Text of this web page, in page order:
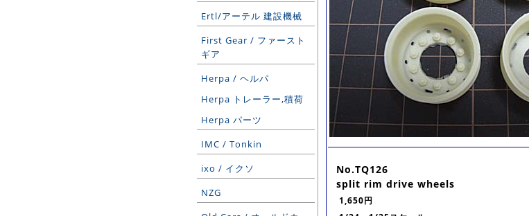
Ertl/アーテル 建設機械
First Gear / ファースト
ギア
Herpa / ヘルパ
Herpa トレーラー,積荷
Herpa パーツ
IMC / Tonkin
ixo / イクソ
NZG
No.TQ126
split rim drive wheels
1,650円